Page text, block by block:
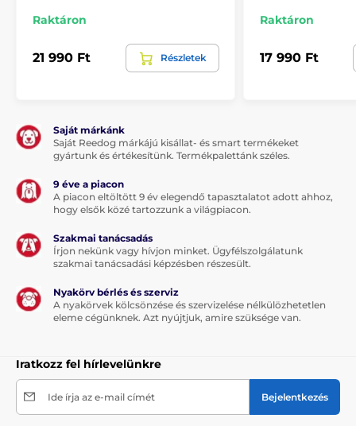
Raktáron
21 990 Ft Részletek
Raktáron
17 990 Ft
Saját márkánk
Saját Reedog márkájú kisállat- és smart termékeket
gyártunk és értékesítünk. Termékpalettánk széles.
9 éve a piacon
A piacon eltöltött 9 év elegendő tapasztalatot adott ahhoz,
hogy elsők közé tartozzunk a világpiacon.
Szakmai tanácsadás
Írjon nekünk vagy hívjon minket. Ügyfélszolgálatunk
szakmai tanácsadási képzésben részesült.
Nyakörv bérlés és szerviz
A nyakörvek kölcsönzése és szervizelése nélkülözhetetlen
eleme cégünknek. Azt nyújtjuk, amire szüksége van.
Iratkozz fel hírlevelünkre
Ide írja az e-mail címét Bejelentkezés